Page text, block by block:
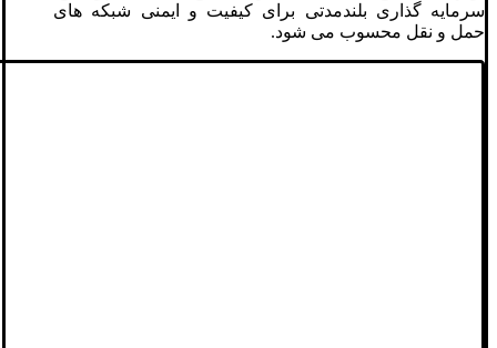
سرمایه گذاری بلندمدتی برای کیفیت و ایمنی شبکه های
حمل و نقل محسوب می شود.